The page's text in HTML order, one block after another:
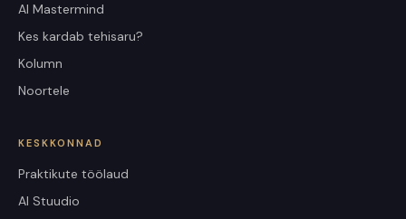
AI Mastermind
Kes kardab tehisaru?
Kolumn
Noortele
KESKKONNAD
Praktikute töölaud
AI Stuudio